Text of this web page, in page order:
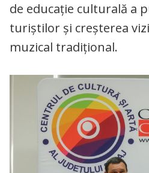
de educație culturală a
turiștilor și creșterea
muzical tradițional.